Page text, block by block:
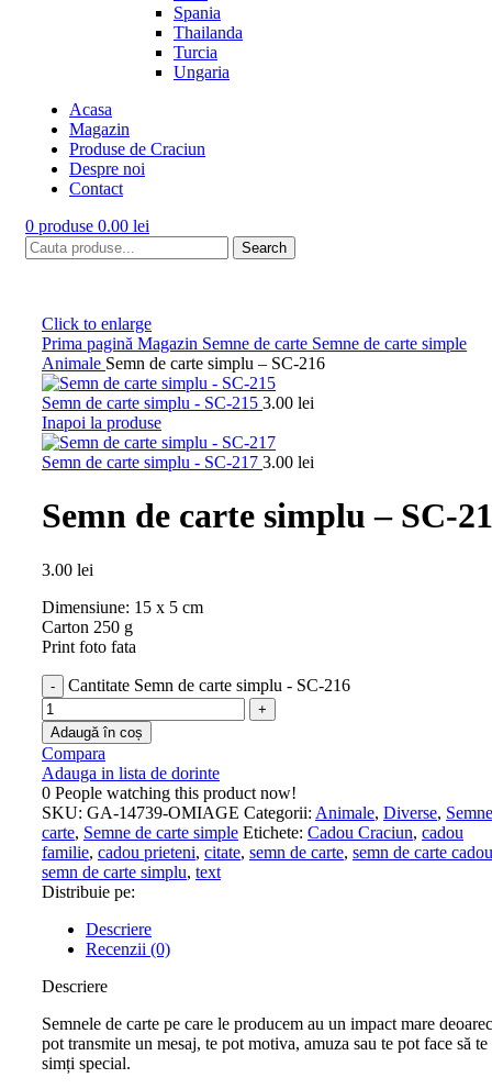
Spania
Thailanda
Turcia
Ungaria
Acasa
Magazin
Produse de Craciun
Despre noi
Contact
0 produse 0.00 lei
Search
Click to enlarge
Prima pagină Magazin Semne de carte Semne de carte simple
Animale Semn de carte simplu – SC-216
Semn de carte simplu - SC-215 3.00 lei
Inapoi la produse
Semn de carte simplu - SC-217 3.00 lei
Semn de carte simplu – SC-
3.00 lei
Dimensiune: 15 x 5 cm
Carton 250 g
Print foto fata
Cantitate Semn de carte simplu - SC-216
Adaugă în coș
Compara
Adauga in lista de dorinte
0 People watching this product now!
SKU: GA-14739-OMIAGE Categorii: Animale, Diverse,
carte, Semne de carte simple Etichete: Cadou Craciun, cadou
familie, cadou prieteni, citate, semn de carte, semn de carte cadou
semn de carte simplu, text
Distribuie pe:
Descriere
Recenzii (0)
Descriere
Semnele de carte pe care le producem au un impact mare
pot transmite un mesaj, te pot motiva, amuza sau te pot face să te
simți special.